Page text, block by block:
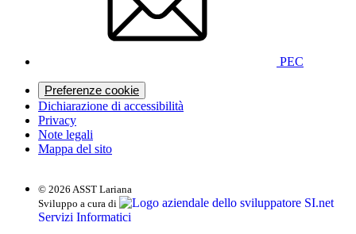
PEC
Preferenze cookie
Dichiarazione di accessibilità
Privacy
Note legali
Mappa del sito
© 2026 ASST Lariana
Sviluppo a cura di
SI.net
Servizi Informatici